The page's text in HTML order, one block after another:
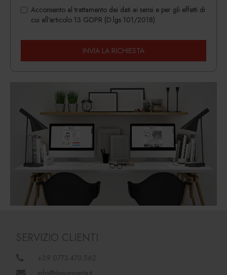
Acconsento al trattamento dei dati ai sensi e per gli effetti di
cui all'articolo 13 GDPR (D.lgs 101/2018)
INVIA LA RICHIESTA
SERVIZIO CLIENTI
+39 0773.470.562